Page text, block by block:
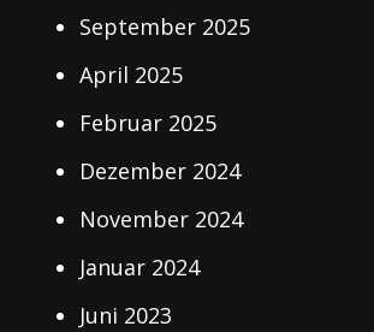
September 2025
April 2025
Februar 2025
Dezember 2024
November 2024
Januar 2024
Juni 2023